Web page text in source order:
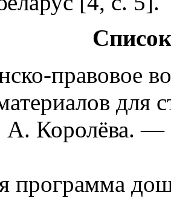
правовое
для
А. Королёва.
программа